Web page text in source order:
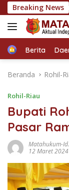
Langsung
ke
konten
Breaking News
Abaikan UU
HomeBerita
Beranda Rohil-
Rohil-Riau
Bupati
Pasar
Matahukum-
12 Maret 2024